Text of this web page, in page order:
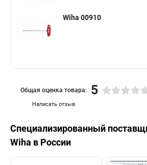
Wiha 00910
Написать отзыв
Общая оценка товара: 5
Специализированный
Wiha в России